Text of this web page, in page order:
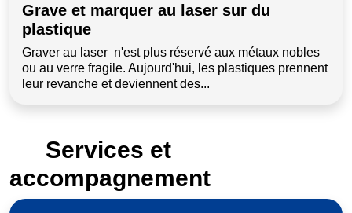
Grave et marquer au laser sur du
plastique
Graver au laser n'est plus réservé aux métaux nobles
ou au verre fragile. Aujourd'hui, les plastiques prennent
leur revanche et deviennent des...
Services et
accompagnement